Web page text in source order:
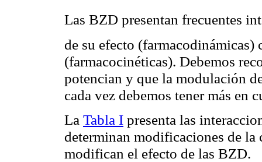
Las BZD presentan frecuentes
de su efecto (farmacodinámicas)
(farmacocinéticas). Debemos
potencian y que la modulación
cada vez debemos tener más en
La Tabla I presenta las
determinan modificaciones de la
modifican el efecto de las BZD.